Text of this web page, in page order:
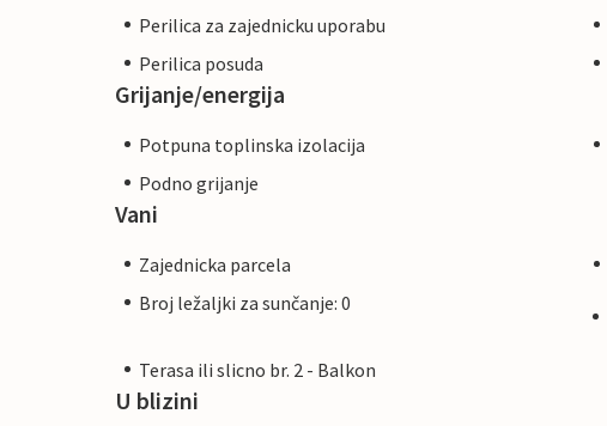
Perilica za zajednicku uporabu
Perilica posuda
Grijanje/energija
Potpuna toplinska izolacija
Podno grijanje
Vani
Zajednicka parcela
Broj ležaljki za sunčanje: 0
Terasa ili slicno br. 2 - Balkon
U blizini